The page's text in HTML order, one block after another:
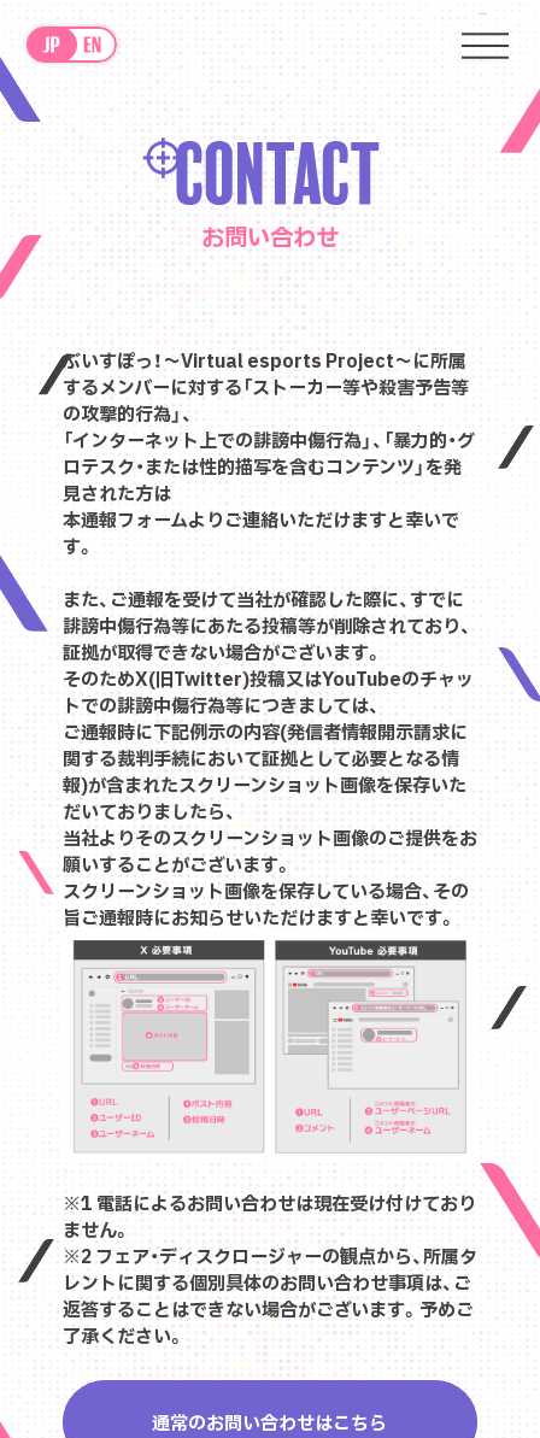
お問い合わせ
ぶいすぽっ！〜Virtual esports Project〜に所属
するメンバーに対する「ストーカー等や殺害予告等
の攻撃的行為」、
「インターネット上での誹謗中傷行為」、「暴力的・グ
ロテスク・または性的描写を含むコンテンツ」を発
見された方は
本通報フォームよりご連絡いただけますと幸いで
す。
また、ご通報を受けて当社が確認した際に、すでに
誹謗中傷行為等にあたる投稿等が削除されており、
証拠が取得できない場合がございます。
そのためX(旧Twitter)投稿又はYouTubeのチャッ
トでの誹謗中傷行為等につきましては、
ご通報時に下記例示の内容(発信者情報開示請求に
関する裁判手続において証拠として必要となる情
報)が含まれたスクリーンショット画像を保存いた
だいておりましたら、
当社よりそのスクリーンショット画像のご提供をお
願いすることがございます。
スクリーンショット画像を保存している場合、その
旨ご通報時にお知らせいただけますと幸いです。
※1 電話によるお問い合わせは現在受け付けており
ません。
※2 フェア・ディスクロージャーの観点から、所属タ
レントに関する個別具体のお問い合わせ事項は、ご
返答することはできない場合がございます。予めご
了承ください。
通常のお問い合わせはこちら